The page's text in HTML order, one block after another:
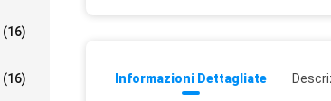
(16)
(16) Informazioni Dettagliate